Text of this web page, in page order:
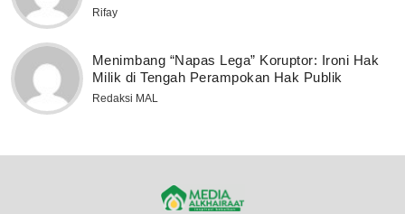
Rifay
Menimbang “Napas Lega” Koruptor: Ironi Hak
Milik di Tengah Perampokan Hak Publik
Redaksi MAL